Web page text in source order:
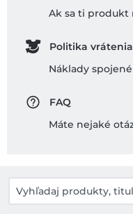
Ak sa ti produkt
Politika
Náklady
FAQ
Máte nejaké